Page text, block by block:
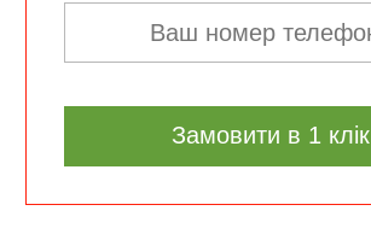
Замовити в 1 клік